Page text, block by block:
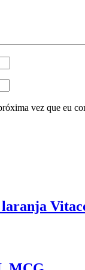
vez que eu
laranja